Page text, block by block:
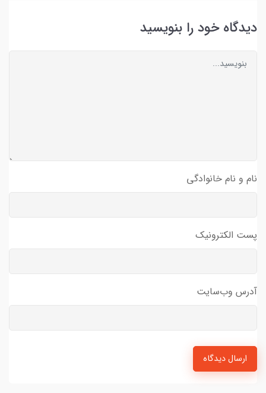
دیدگاه خود را بنویسید
نام و نام خانوادگی
پست الکترونیک
آدرس وب‌سایت
ارسال دیدگاه